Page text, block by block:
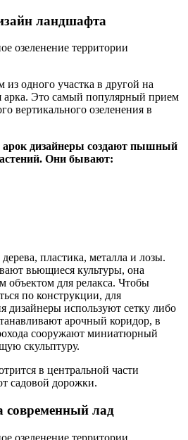
ландшафта
одного участка в другой на
арка. Это самый популярный прием
вертикального озеленения в
дизайнеры создают пышный
Они бывают:
пластика, металла и лозы.
вьющиеся культуры, она
объектом для релакса. Чтобы
по конструкции, для
дизайнеры используют сетку либо
арочный коридор, в
сооружают миниатюрный
скульптуру.
в центральной части
садовой дорожки.
современный лад